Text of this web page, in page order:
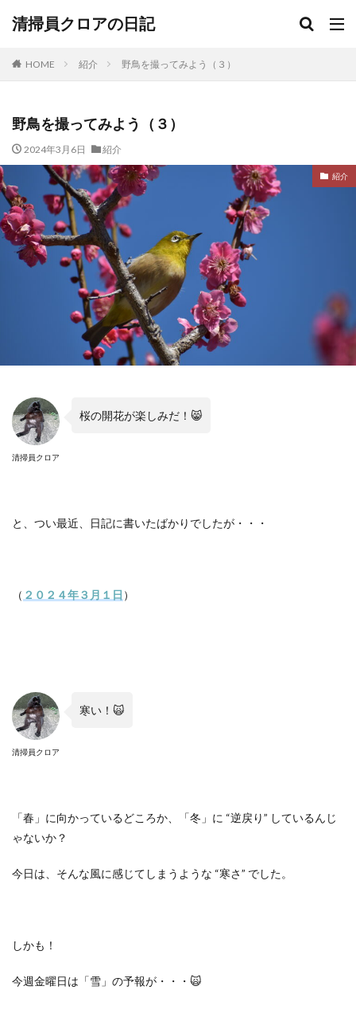
清掃員クロアの日記
HOME 紹介 野鳥を撮ってみよう（３）
野鳥を撮ってみよう（３）
2024年3月6日 紹介
紹介
清掃員クロア
桜の開花が楽しみだ！😸
と、つい最近、日記に書いたばかりでしたが・・・
（ ２０２４年３月１日 ）
清掃員クロア
寒い！🙀
「春」に向かっているどころか、「冬」に “逆戻り” しているんじ
ゃないか？
今日は、そんな風に感じてしまうような “寒さ” でした。
しかも！
今週金曜日は「雪」の予報が・・・🙀